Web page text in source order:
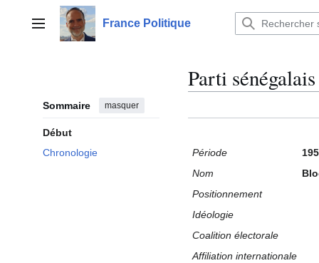
contenuMenu principalFrance Politique
Sommaire masquer
Début
Chronologie
Parti
Période
Nom
Positionnement
Idéologie
Coalition électorale
Affiliation internationale